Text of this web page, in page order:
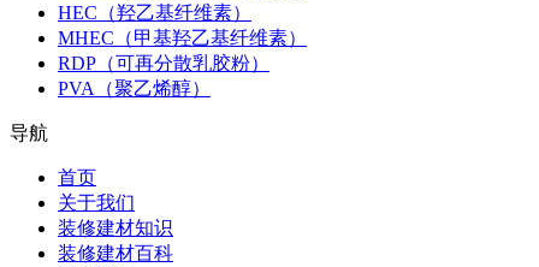
HEC（羟乙基纤维素）
MHEC（甲基羟乙基纤维素）
RDP（可再分散乳胶粉）
PVA（聚乙烯醇）
导航
首页
关于我们
装修建材知识
装修建材百科